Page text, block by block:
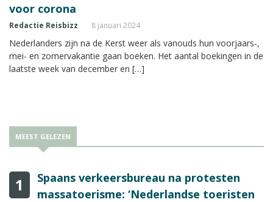
voor corona
Redactie Reisbizz 8 januari 2024
Nederlanders zijn na de Kerst weer als vanouds hun voorjaars-,
mei- en zomervakantie gaan boeken. Het aantal boekingen in de
laatste week van december en […]
MEEST GELEZEN
1
Spaans verkeersbureau na protesten
massatoerisme: ‘Nederlandse toeristen